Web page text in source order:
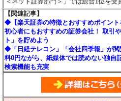
【関連記事】
◆【楽天証券の特徴とおすすめポイント
初心者にもおすすめの証券会社！ 取引
ト」を貯めよう
◆「日経テレコン」「会社四季報」が
料0円ながら、紙媒体では読めない独自
検索機能も充実